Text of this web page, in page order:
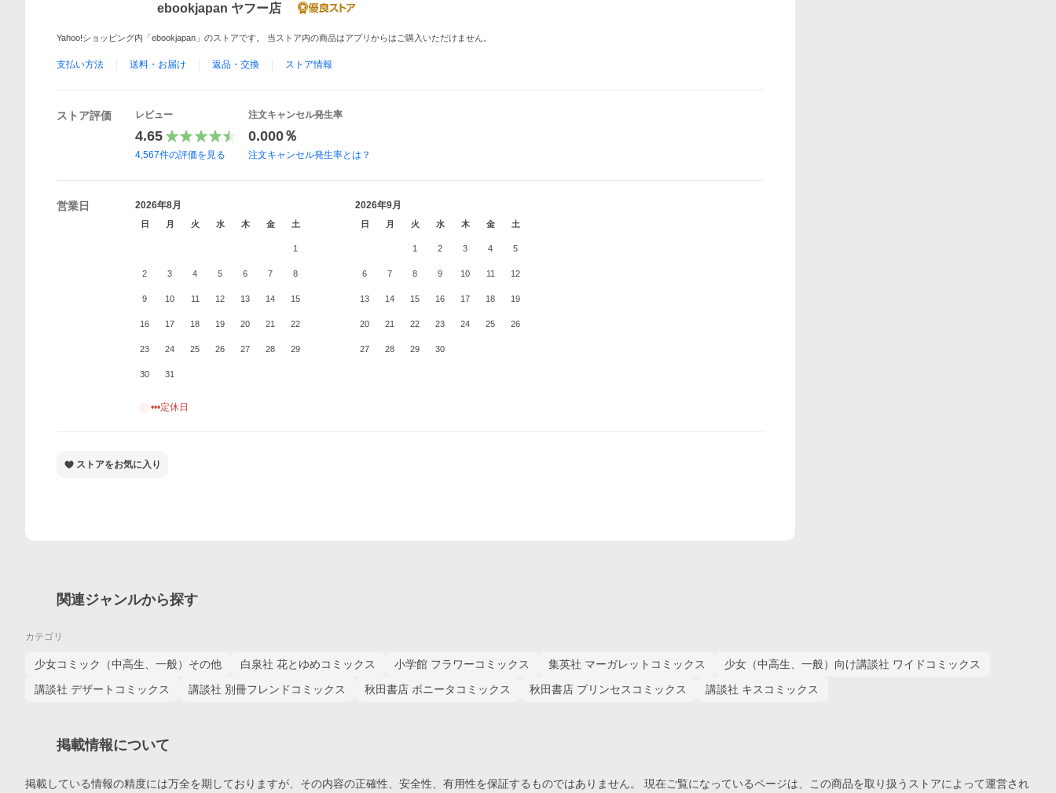
ebookjapan ヤフー店
Yahoo!ショッピング内「ebookjapan」のストアです。 当ストア内の商品はアプリからはご購入いただけません。
支払い方法 送料・お届け 返品・交換 ストア情報
ストア評価 レビュー
4.65
4,567件の評価を見る
注文キャンセル発生率
0.000％
注文キャンセル発生率とは？
営業日 2026年8月
日 月 火 水 木 金 土
1
2 3 4 5 6 7 8
9 10 11 12 13 14 15
16 17 18 19 20 21 22
23 24 25 26 27 28 29
30 31
2026年9月
日 月 火 水 木 金 土
1 2 3 4 5
6 7 8 9 10 11 12
13 14 15 16 17 18 19
20 21 22 23 24 25 26
27 28 29 30
•••定休日
ストアをお気に入り
関連ジャンルから探す
カテゴリ
少女コミック（中高生、一般）その他 白泉社 花とゆめコミックス 小学館 フラワーコミックス 集英社 マーガレットコミックス
少女（中高生、一般）向け講談社 ワイドコミックス
講談社 デザートコミックス
講談社 別冊フレンドコミックス 秋田書店 ボニータコミックス 秋田書店 プリンセスコミックス 講談社 キスコミックス
掲載情報について
掲載している情報の精度には万全を期しておりますが、その内容の正確性、安全性、有用性を保証するものではありません。 現在ご覧になっているページは、この商品を取り扱うストアによって運営され